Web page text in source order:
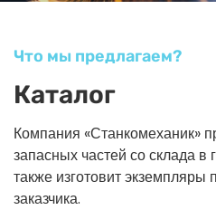
Что мы предлагаем?
Каталог
Компания «Станкомеханик»
запасных частей со склада в
также изготовит
заказчика.